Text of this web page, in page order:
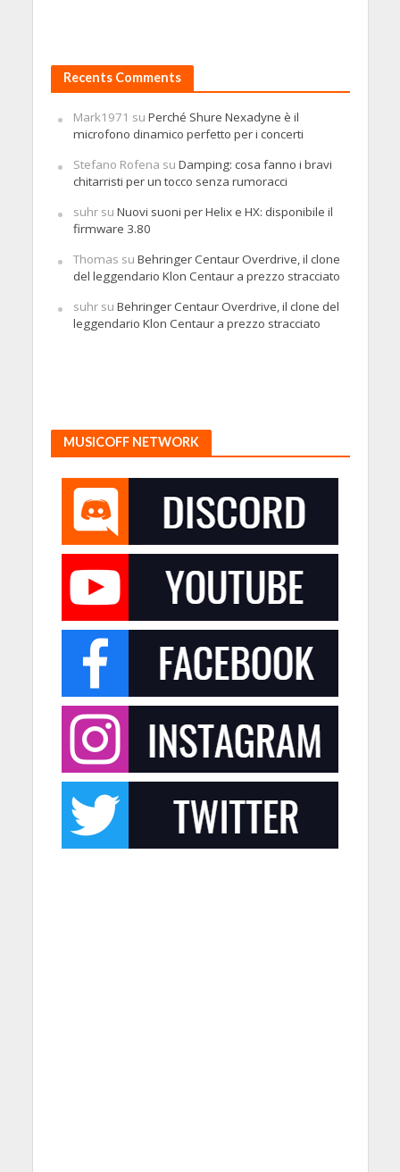
Recents Comments
Mark1971 su Perché Shure Nexadyne è il
microfono dinamico perfetto per i concerti
Stefano Rofena su Damping: cosa fanno i bravi
chitarristi per un tocco senza rumoracci
suhrsu Nuovi suoni per Helix e HX: disponibile il
firmware 3.80
Thomas su Behringer Centaur Overdrive, il clone
del leggendario Klon Centaur a prezzo stracciato
suhrsu Behringer Centaur Overdrive, il clone del
leggendario Klon Centaur a prezzo stracciato
MUSICOFF NETWORK